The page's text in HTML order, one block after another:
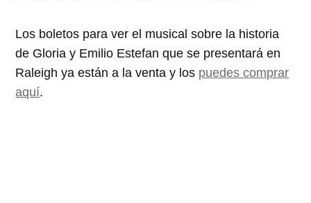
Los boletos para ver el musical sobre la historia
de Gloria y Emilio Estefan que se presentará en
Raleigh ya están a la venta y los puedes comprar
aquí.